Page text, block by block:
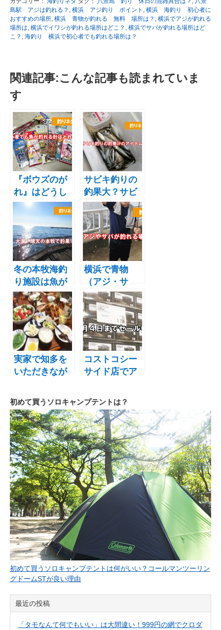
島駅 アジは釣れる？ , 横浜 アジ釣り ポイント , 横浜 海釣り 初心者に
おすすめの場所, 横浜 青物が釣れる 無料 場所は？ , 横浜でアジが釣れる
場所は, 横浜でイワシが釣れる場所はどこ？ , 横浜でサバが釣れる場所はど
こ？ , 海釣り 横浜で初心者でも釣れる場所は？
関連記事:こんな記事も読まれていま
す
『ボウズのが
れ』はどうし
て釣れるの？
初心者におす
すめの海釣り
の針・仕掛け
はどれ？
サビキ釣りの
釣果大？サビ
キオトリオー
ロラBIGスペ
シャルは効果
があるの？釣
れる？
冬の本牧海釣
り施設は魚が
釣れない
の！？フグ1匹
の釣果でブロ
グ更新
横浜で青物
（アジ・サ
バ・イワシ）
が無料で釣れ
る場所（スポ
ット）はあ
る？どこの
辺？
実家で知多を
いただきなが
コストコシー
サイド店でア
がめちゃ安！
３月４日まで
初めて買うソロキャンプテントは？
初めて買うソロキャンプテントは何がいい？コールマンツーリン
グドームSTが良い理由
最近の投稿
「タモなんて何でもいい」は大間違い！999円の網でクロダ